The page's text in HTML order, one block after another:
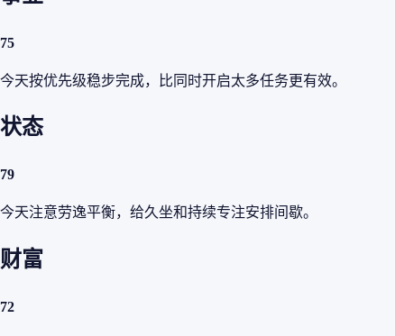
75
今天按优先级稳步完成，比同时开启太多任务更有效。
状态
79
今天注意劳逸平衡，给久坐和持续专注安排间歇。
财富
72